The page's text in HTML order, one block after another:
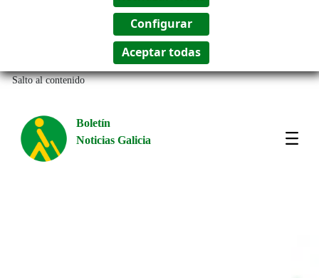
Salto al contenido
Boletín
Noticias Galicia